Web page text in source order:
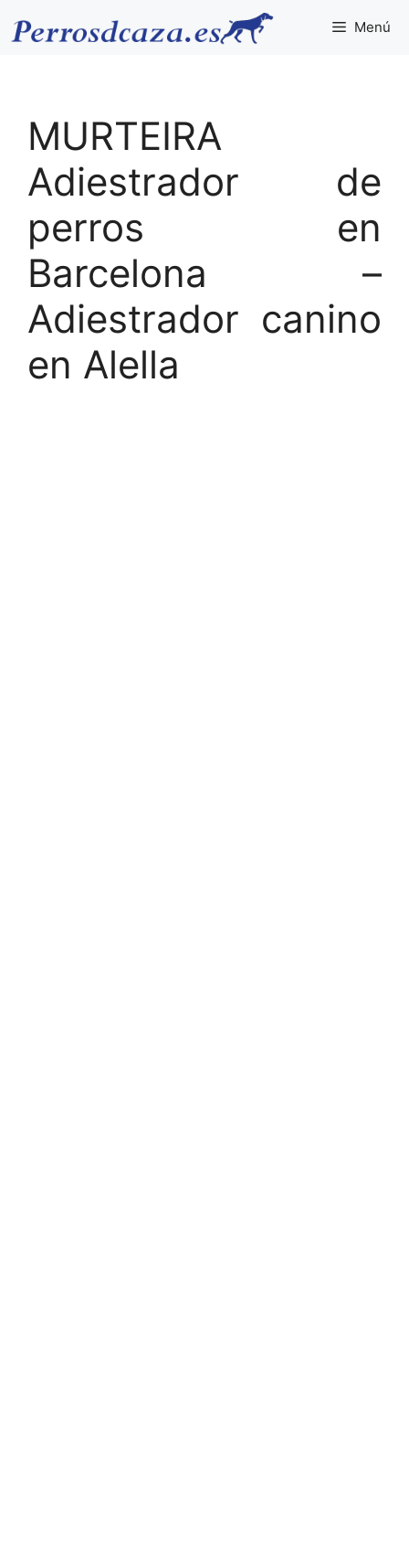
Menú
MURTEIRA
Adiestrador de
perros en
Barcelona –
Adiestrador canino
en Alella